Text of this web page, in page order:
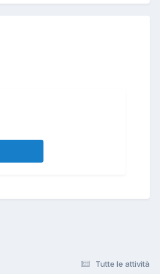
Tutte le attività